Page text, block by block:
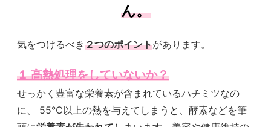
ん。
気をつけるべき２つのポイントがあります。
１ 高熱処理をしていないか？
せっかく豊富な栄養素が含まれているハチミツなの
に、 55℃以上の熱を与えてしまうと、酵素などを筆